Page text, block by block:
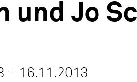
und Jo
– 16.11.2013